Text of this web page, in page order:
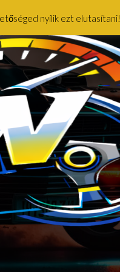
nyílik ezt elutasítani!